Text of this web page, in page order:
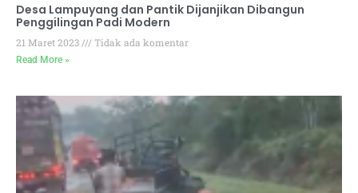
Desa Lampuyang dan Pantik Dijanjikan Dibangun
Penggilingan Padi Modern
21 Maret 2023 Tidak ada komentar
Read More »